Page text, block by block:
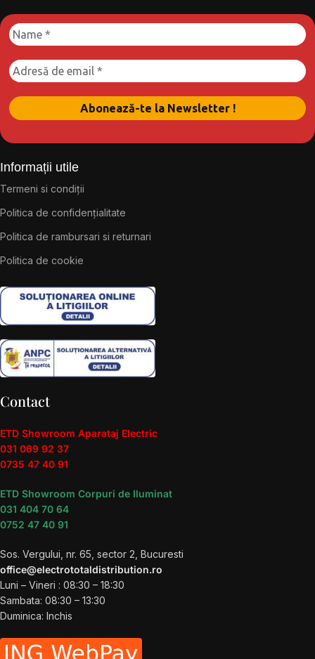
Informații utile
Termeni si condiții
Politica de confidențialitate
Politica de rambursari si returnari
Politica de cookie
Contact
ETD Showroom Aparataj Electric
031 069 92 37
0735 47 40 91
ETD Showroom Corpuri de Iluminat
031 404 70 64
0752 47 40 91
Sos. Vergului, nr. 65, sector 2, Bucuresti
office@electrototaldistribution.ro
Luni – Vineri : 08:30 – 18:30
Sambata: 08:30 – 13:30
Duminica: Inchis